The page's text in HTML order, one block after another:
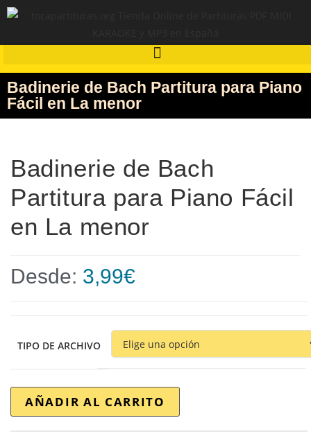
Badinerie de Bach Partitura para Piano
Fácil en La menor
Badinerie de Bach
Partitura para Piano Fácil
en La menor
Desde: 3,99€
TIPO DE ARCHIVO
AÑADIR AL CARRITO